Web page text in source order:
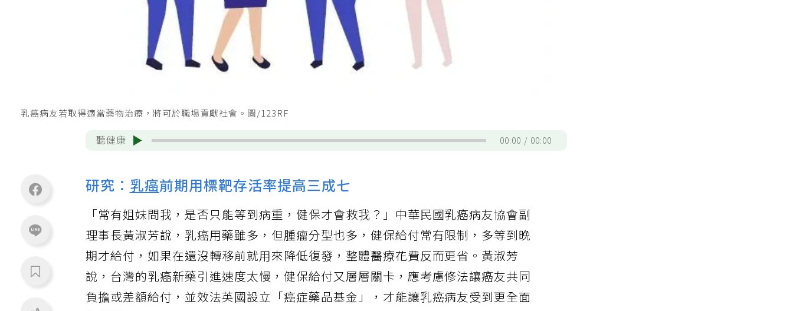
乳癌病友若取得適當藥物治療，將可於職場貢獻社會。圖/123RF
聽健康 00:00 00:00
研究：乳癌前期用標靶存活率提高三成七
「常有姐妹問我，是否只能等到病重，健保才會救我？」中華民國乳癌病友協會副
理事長黃淑芳說，乳癌用藥雖多，但腫瘤分型也多，健保給付常有限制，多等到晚
期才給付，如果在還沒轉移前就用來降低復發，整體醫療花費反而更省。黃淑芳
說，台灣的乳癌新藥引進速度太慢，健保給付又層層關卡，應考慮修法讓癌友共同
負擔或差額給付，並效法英國設立「癌症藥品基金」，才能讓乳癌病友受到更全面